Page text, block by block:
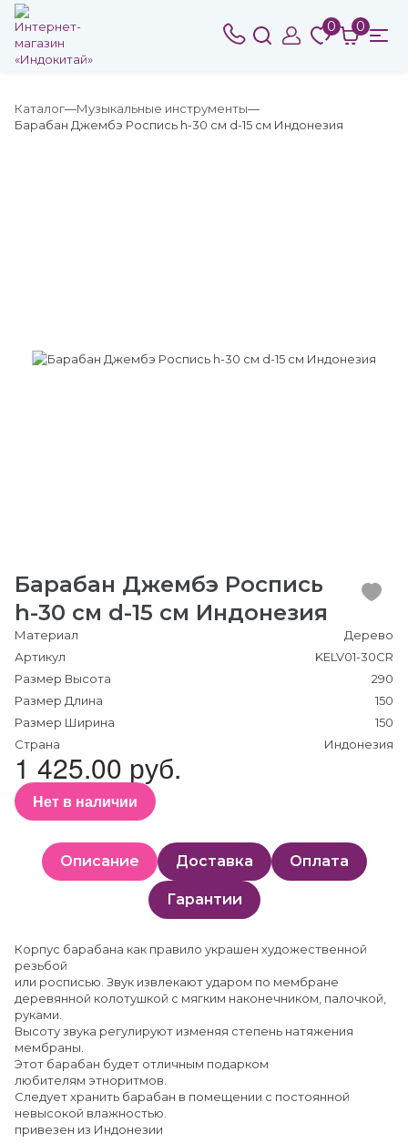
0 0
Каталог
Музыкальные инструменты
Барабан Джембэ Роспись h-30 см d-15 см Индонезия
Барабан Джембэ Роспись
h-30 см d-15 см Индонезия
Материал
Дерево
Артикул
KELV01-30CR
Размер Высота
290
Размер Длина
150
Размер Ширина
150
Страна
Индонезия
1 425.00 руб.
Нет в наличии
Описание Доставка Оплата
Гарантии
Корпус барабана как правило украшен художественной
резьбой
или росписью. Звук извлекают ударом по мембране
деревянной колотушкой с мягким наконечником, палочкой,
руками.
Высоту звука регулируют изменяя степень натяжения
мембраны.
Этот барабан будет отличным подарком
любителям этноритмов.
Следует хранить барабан в помещении с постоянной
невысокой влажностью.
привезен из Индонезии